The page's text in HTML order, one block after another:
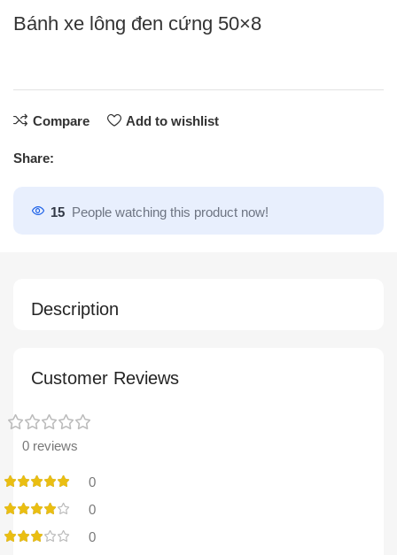
Bánh xe lông đen cứng 50×8
Compare Add to wishlist
Share:
15 People watching this product now!
Description
Customer Reviews
0 reviews
0
0
0